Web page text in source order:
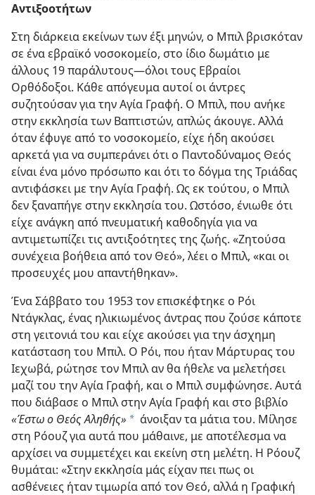
Αντιξοοτήτων
Στη διάρκεια εκείνων των έξι μηνών, ο Μπιλ βρισκόταν
σε ένα εβραϊκό νοσοκομείο, στο ίδιο δωμάτιο με
άλλους 19 παράλυτους​—όλοι τους Εβραίοι
Ορθόδοξοι. Κάθε απόγευμα αυτοί οι άντρες
συζητούσαν για την Αγία Γραφή. Ο Μπιλ, που ανήκε
στην εκκλησία των Βαπτιστών, απλώς άκουγε. Αλλά
όταν έφυγε από το νοσοκομείο, είχε ήδη ακούσει
αρκετά για να συμπεράνει ότι ο Παντοδύναμος Θεός
είναι ένα μόνο πρόσωπο και ότι το δόγμα της Τριάδας
αντιφάσκει με την Αγία Γραφή. Ως εκ τούτου, ο Μπιλ
δεν ξαναπήγε στην εκκλησία του. Ωστόσο, ένιωθε ότι
είχε ανάγκη από πνευματική καθοδηγία για να
αντιμετωπίζει τις αντιξοότητες της ζωής. «Ζητούσα
συνέχεια βοήθεια από τον Θεό», λέει ο Μπιλ, «και οι
προσευχές μου απαντήθηκαν».
Ένα Σάββατο του 1953 τον επισκέφτηκε ο Ρόι
Ντάγκλας, ένας ηλικιωμένος άντρας που ζούσε κάποτε
στη γειτονιά του και είχε ακούσει για την άσχημη
κατάσταση του Μπιλ. Ο Ρόι, που ήταν Μάρτυρας του
Ιεχωβά, ρώτησε τον Μπιλ αν θα ήθελε να μελετήσει
μαζί του την Αγία Γραφή, και ο Μπιλ συμφώνησε. Αυτά
που διάβασε ο Μπιλ στην Αγία Γραφή και στο βιβλίο
«Έστω ο Θεός Αληθής» a άνοιξαν τα μάτια του. Μίλησε
στη Ρόουζ για αυτά που μάθαινε, με αποτέλεσμα να
αρχίσει να συμμετέχει και εκείνη στη μελέτη. Η Ρόουζ
θυμάται: «Στην εκκλησία μάς είχαν πει πως οι
ασθένειες ήταν τιμωρία από τον Θεό, αλλά η Γραφική